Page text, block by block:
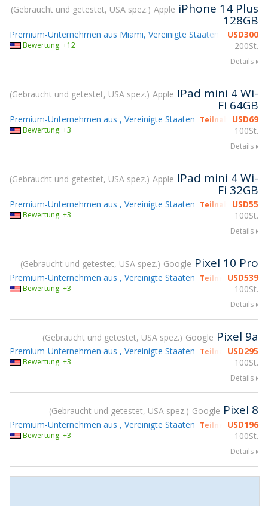
Gebraucht und getestet, USA spez. Apple iPhone 14 Plus
128GB
USD300
200St.
Premium-Unternehmen aus Miami, Vereinigte Staaten
Bewertung: +12
Details
Gebraucht und getestet, USA spez. Apple IPad mini 4 Wi-
Fi 64GB
USD69
100St.
Premium-Unternehmen aus , Vereinigte Staaten Teilnahme gsmX
Bewertung: +3
Details
Gebraucht und getestet, USA spez. Apple IPad mini 4 Wi-
Fi 32GB
USD55
100St.
Premium-Unternehmen aus , Vereinigte Staaten Teilnahme gsmX
Bewertung: +3
Details
Gebraucht und getestet, USA spez. Google Pixel 10 Pro
USD539
100St.
Premium-Unternehmen aus , Vereinigte Staaten Teilnahme gsmX
Bewertung: +3
Details
Gebraucht und getestet, USA spez. Google Pixel 9a
USD295
100St.
Premium-Unternehmen aus , Vereinigte Staaten Teilnahme gsmX
Bewertung: +3
Details
Gebraucht und getestet, USA spez. Google Pixel 8
USD196
100St.
Premium-Unternehmen aus , Vereinigte Staaten Teilnahme gsmX
Bewertung: +3
Details